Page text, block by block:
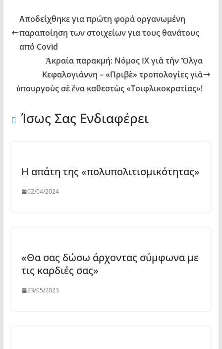
Αποδείχθηκε για πρώτη φορά οργανωμένη
παραποίηση των στοιχείων για τους θανάτους
από Covid
Ἀκραία παρακμή: Νόμος ΙΧ γιὰ τὴν Ὄλγα
Κεφαλογιάννη – «Πριβὲ» τροπολογίες γιὰ
ὑπουργοὺς σὲ ἕνα καθεστὼς «Τσιφλικοκρατίας»!
Ίσως Σας Ενδιαφέρει
H απάτη της «πολυπολιτισμικότητας»
02/04/2024
«Θα σας δώσω άρχοντας σύμφωνα με
τις καρδιές σας»
23/05/2023